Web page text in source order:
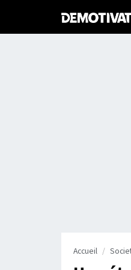
Accueil